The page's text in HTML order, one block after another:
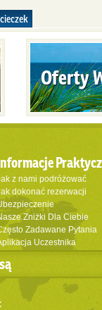
Oferty
z nami podróżować
dokonać rezerwacji
Zniżki Dla Ciebie
Zadawane Pytania
Uczestnika